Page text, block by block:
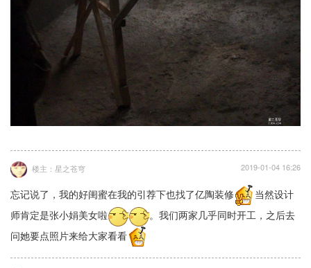
楼主：星之苍穹 2019-01-04 16:26
忘记说了，我的好闺蜜在我的引荐下也找了亿陶装修
当然设计
师肯定是张小娟美女啦
。我们两家几乎同时开工，之后去
问她要点照片来给大家看看